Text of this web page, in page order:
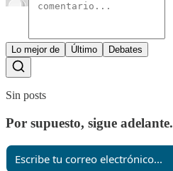
Lo mejor de Último Debates
Sin posts
Por supuesto, sigue adelante.